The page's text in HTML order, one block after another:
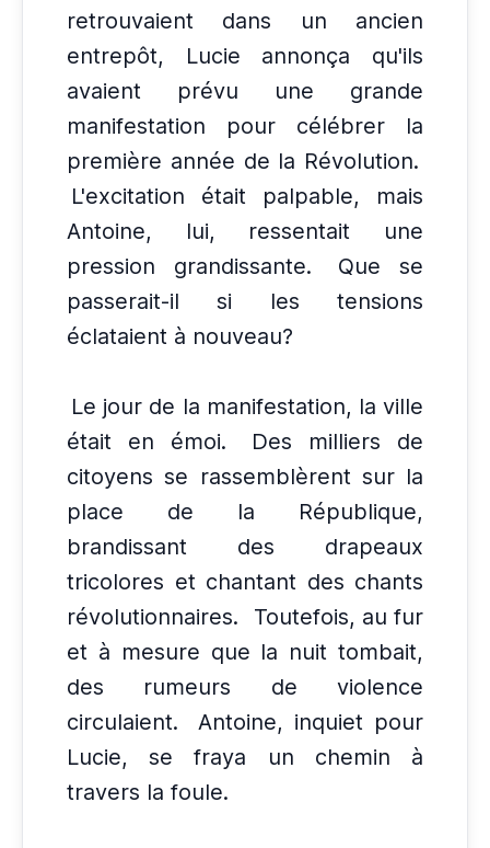
retrouvaient dans un ancien
entrepôt, Lucie annonça qu'ils
avaient prévu une grande
manifestation pour célébrer la
première année de la Révolution.
L'excitation était palpable, mais
Antoine, lui, ressentait une
pression grandissante.
Que se
passerait-il si les tensions
éclataient à nouveau?
Le jour de la manifestation, la ville
était en émoi.
Des milliers de
citoyens se rassemblèrent sur la
place de la République,
brandissant des drapeaux
tricolores et chantant des chants
révolutionnaires.
Toutefois, au fur
et à mesure que la nuit tombait,
des rumeurs de violence
circulaient.
Antoine, inquiet pour
Lucie, se fraya un chemin à
travers la foule.